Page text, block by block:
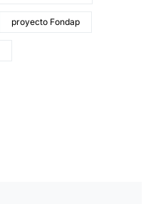
proyecto Fondap